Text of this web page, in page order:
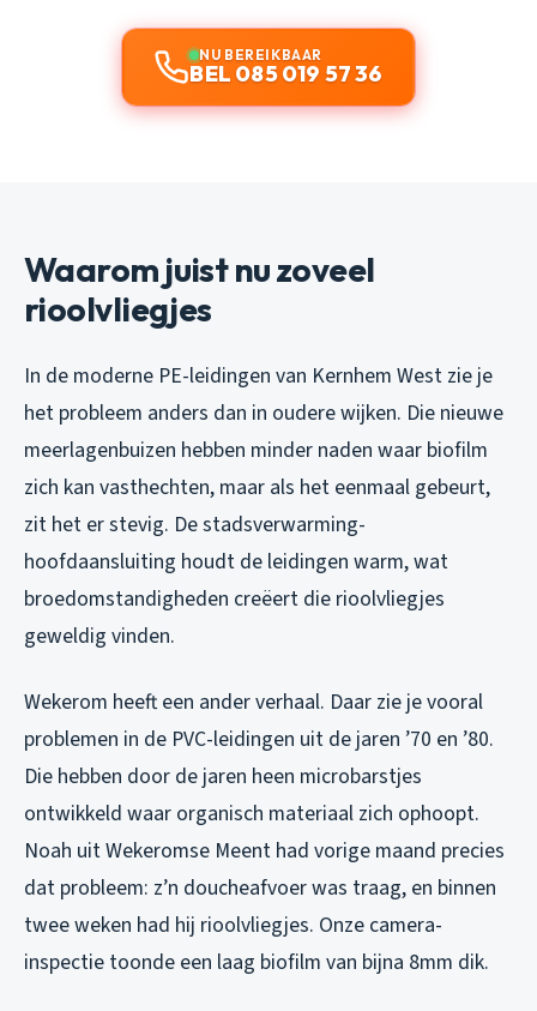
NU BEREIKBAAR
BEL 085 019 57 36
Waarom juist nu zoveel
rioolvliegjes
In de moderne PE-leidingen van Kernhem West zie je
het probleem anders dan in oudere wijken. Die nieuwe
meerlagenbuizen hebben minder naden waar biofilm
zich kan vasthechten, maar als het eenmaal gebeurt,
zit het er stevig. De stadsverwarming-
hoofdaansluiting houdt de leidingen warm, wat
broedomstandigheden creëert die rioolvliegjes
geweldig vinden.
Wekerom heeft een ander verhaal. Daar zie je vooral
problemen in de PVC-leidingen uit de jaren ’70 en ’80.
Die hebben door de jaren heen microbarstjes
ontwikkeld waar organisch materiaal zich ophoopt.
Noah uit Wekeromse Meent had vorige maand precies
dat probleem: z’n doucheafvoer was traag, en binnen
twee weken had hij rioolvliegjes. Onze camera-
inspectie toonde een laag biofilm van bijna 8mm dik.